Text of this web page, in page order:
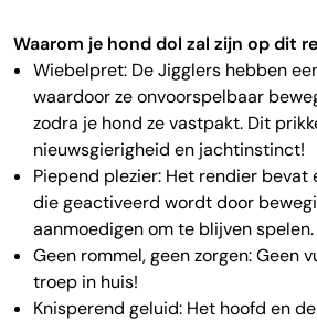
Waarom je hond dol zal zijn op dit
Wiebelpret: De Jigglers hebben
waardoor ze onvoorspelbaar
zodra je hond ze vastpakt. Dit
nieuwsgierigheid en jachtinstinct!
Piepend plezier: Het rendier bevat
die geactiveerd wordt door
aanmoedigen om te blijven spelen.
Geen rommel, geen zorgen: Geen
troep in huis!
Knisperend geluid: Het hoofd en